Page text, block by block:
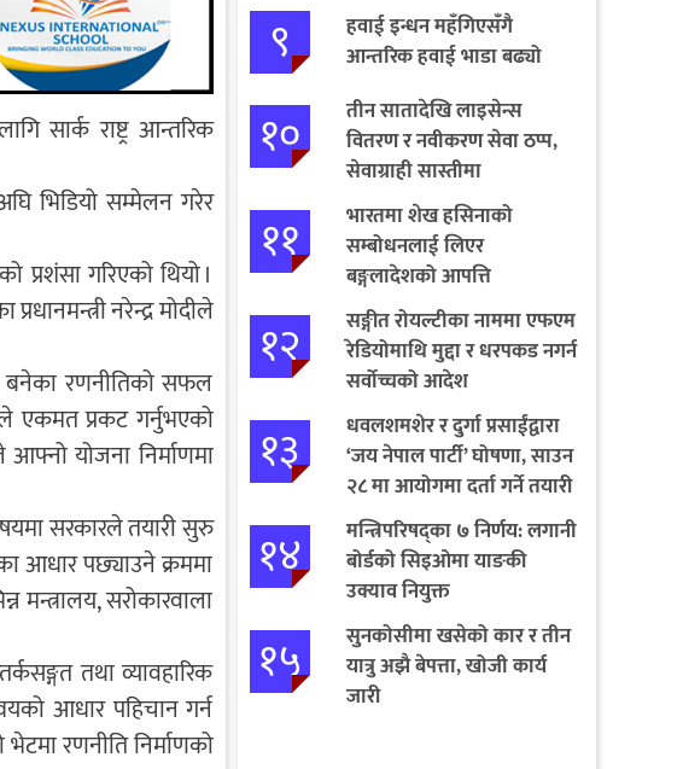
सार्क राष्ट्र आन्तरिक
भिडियो सम्मेलन गरेर
प्रशंसा गरिएको थियो ।
नरेन्द्र मोदीले
बनेका रणनीतिको सफल
एकमत प्रकट गर्नुभएको
योजना निर्माणमा
सरकारले तयारी सुरु
आधार पछ्याउने क्रममा
मन्त्रालय, सरोकारवाला
तथा व्यावहारिक
आधार पहिचान गर्न
रणनीति निर्माणको
९
हवाई इन्धन महँगिएसँगै
आन्तरिक हवाई भाडा बढ्यो
१०
तीन सातादेखि लाइसेन्स
वितरण र नवीकरण सेवा ठप्प,
सेवाग्राही सास्तीमा
११
भारतमा शेख हसिनाको
सम्बोधनलाई लिएर
बङ्गलादेशको आपत्ति
१२
सङ्गीत रोयल्टीका नाममा एफएम
रेडियोमाथि मुद्दा र धरपकड नगर्न
सर्वोच्चको आदेश
१३
धवलशमशेर र दुर्गा प्रसाईंद्वारा
‘जय नेपाल पार्टी’ घोषणा, साउन
२८ मा आयोगमा दर्ता गर्ने तयारी
१४
मन्त्रिपरिषद्का ७ निर्णय: लगानी
बोर्डको सिइओमा याङकी
उक्याव नियुक्त
१५
सुनकोसीमा खसेको कार र तीन
यात्रु अझै बेपत्ता, खोजी कार्य
जारी